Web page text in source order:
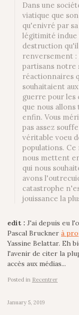
Dans une
viatique que
qu'enivré par
légitimité indue
destruction
renversement :
partisans notre
réactionnaires
souhaitaient
guerre pour les
que nous
enfin. Vous
pas assez
véritable voeu
populations. Ce
nous mettent
qui nous
avons
catastrophe
jouissance la
edit : J'ai depuis eu
Pascal Bruckner à
Yassine Belattar. Eh
l'avenir de citer la
accès aux médias...
Posted in Recentrer
January 5, 2019